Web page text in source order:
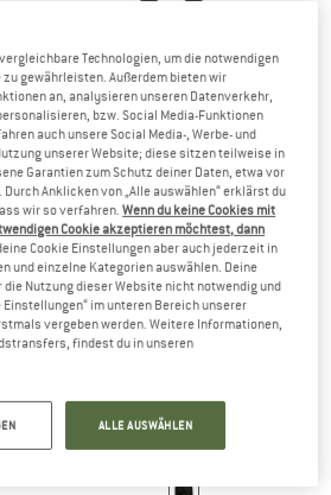
High Waist
ACLIMA
Women's DesignWool Marius Longs
Merinounterwäsche
139,95 €111,96 €
(0)
30%
Technologien, um die notwendigen
gewährleisten. Außerdem bieten wir
an, analysieren unseren Datenverkehr,
bzw. Social Media-Funktionen
auch unsere Social Media-, Werbe- und
unserer Website; diese sitzen teilweise in
Garantien zum Schutz deiner Daten, etwa vor
Anklicken von „Alle auswählen“ erklärst du
wir so verfahren.Wenn du keine Cookies mit
Cookie akzeptieren möchtest, dann
Cookie Einstellungen aber auch jederzeit in
und einzelne Kategorien auswählen. Deine
Nutzung dieser Website nicht notwendig und
im unteren Bereich unserer
vergeben werden. Weitere Informationen,
findest du in unseren
ALLE AUSWÄHLEN